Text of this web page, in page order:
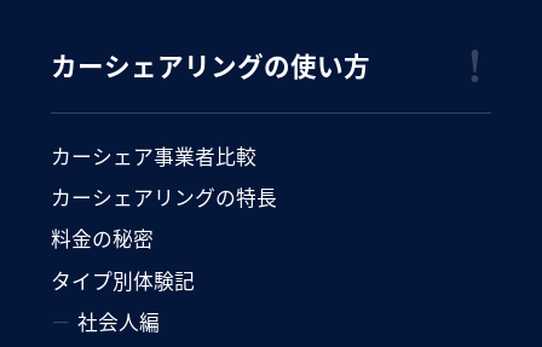
カーシェアリングの使い方
カーシェア事業者比較
カーシェアリングの特長
料金の秘密
タイプ別体験記
社会人編